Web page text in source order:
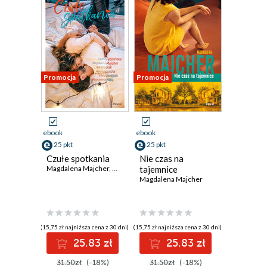
Promocja
ebook
25 pkt
Czułe spotkania
Magdalena Majcher, Adriana Rak,Natasza Socha
(15,75 zł najniższa cena z 30 dni)
25.83 zł
31.50zł (-18%)
Promocja
ebook
25 pkt
Nie czas na
tajemnice
Magdalena Majcher
(15,75 zł najniższa cena z 30 dni)
25.83 zł
31.50zł (-18%)